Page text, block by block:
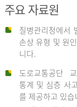
사
주요 자료원
질병관리청에서
손상 유형 및 원
니다.
도로교통공단
통계 및 심층 사
를 제공하고 있습